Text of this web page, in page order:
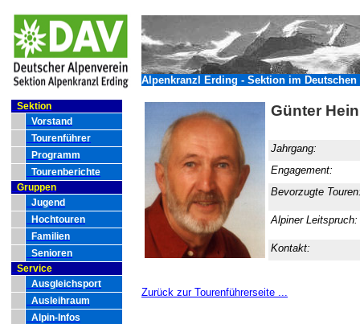
Alpenkranzl Erding - Sektion im Deutschen
Sektion
Vorstand
Tourenführer
Programm
Tourenberichte
Gruppen
Jugend
Hochtouren
Familien
Senioren
Service
Ausgleichsport
Ausleihraum
Alpin-Infos
Günter Hein
Jahrgang:
Engagement:
Bevorzugte
Alpiner Leitspruch:
Kontakt:
Zurück zur Tourenführerseite ...